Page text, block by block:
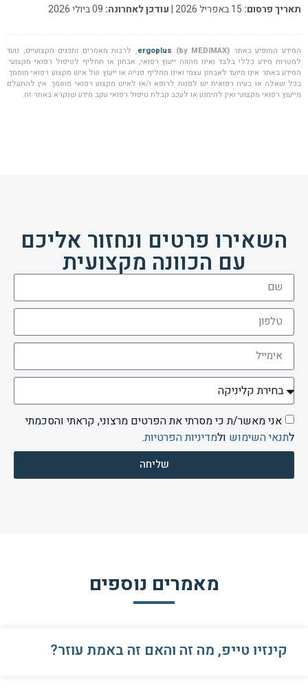
תאריך פרסום:
עודכן לאחרונה:
המידע המופיע באתר ergoplus (by MEDIMAX)
, לרבות מאמרים ותכנים מקצועיים, נועד
למטרות מידע כללי בלבד ואינו מהווה ייעוץ רפואי, אבחון או תחליף לטיפול רפואי מקצועי.
המידע באתר אינו מיועד לאבחון עצמי ואינו מחליף פנייה או ייעוץ של איש מקצוע רפואי מוסמך.
בכל שאלה או בעיה רפואית יש לפנות לרופא ו/או לאיש מקצוע רפואי מוסמך. אין להתעלם
מייעוץ רפואי מקצועי ואין להימנע או לעכב קבלת טיפול רפואי עקב מידע שנקרא באתר זה.
השאירו פרטים ונחזור אליכם
עם הכוונה מקצועית
אני מאשר/ת כי מסרתי את הפרטים מרצוני, קראתי והסכמתי
לתנאי השימוש ולמדיניות הפרטיות.
שליחה
מאמרים נוספים
קינזיו טייפ, מה זה והאם זה באמת עוזר?